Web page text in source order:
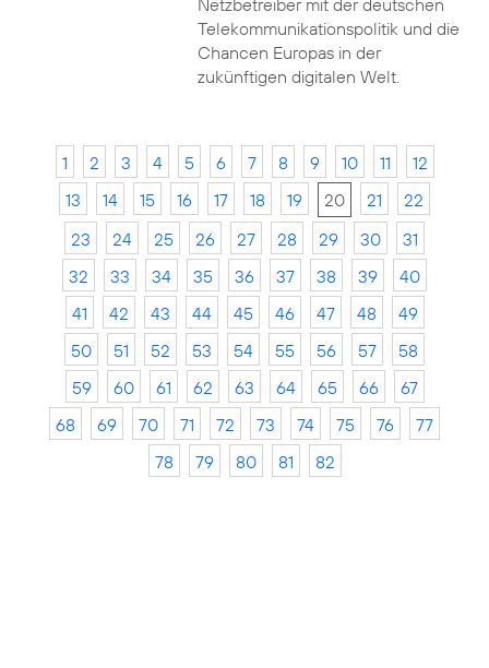
Netzbetreiber mit der deutschen
Telekommunikationspolitik und die
Chancen Europas in der
zukünftigen digitalen Welt.
1 2 3 4 5 6 7 8 9 10 11
12
13
14 15 16 17 18 19 20 21
22
23
24 25 26 27 28 29 30
31
32
33 34 35 36 37 38 39
40
41
42 43 44 45 46 47 48
49
50
51 52 53 54 55 56 57
58
59
60 61 62 63 64 65 66
67
68
69 70 71 72 73 74 75 76
77
78
79 80 81 82